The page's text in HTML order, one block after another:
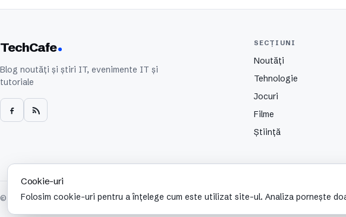
TechCafe
Blog noutăți și știri IT, evenimente IT și
tutoriale
SECȚIUNI
Noutăți
Tehnologie
Jocuri
Filme
Știință
© 2026 TechCafe. Toate drepturile rezervate.
Cookie-uri
Folosim cookie-uri pentru a înțelege cum este utilizat site-ul. Analiza pornește